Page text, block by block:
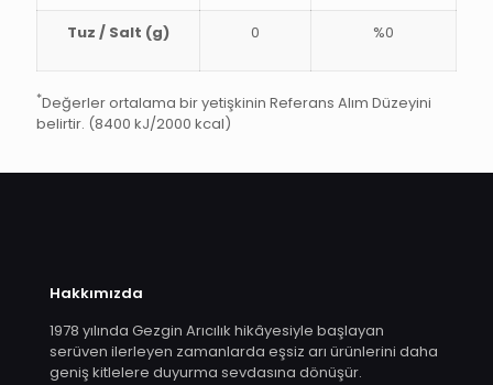
Tuz / Salt (g) 0 %0
*Değerler ortalama bir yetişkinin Referans Alım Düzeyini
belirtir. (8400 kJ/2000 kcal)
Hakkımızda
1978 yılında Gezgin Arıcılık hikâyesiyle başlayan
serüven ilerleyen zamanlarda eşsiz arı ürünlerini daha
geniş kitlelere duyurma sevdasına dönüşür.